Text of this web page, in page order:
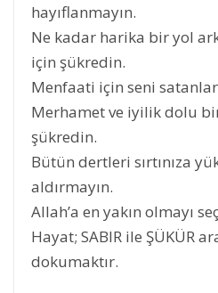
hayıflanmayın.
Ne kadar harika bir yol
için şükredin.
Menfaati için seni
Merhamet ve iyilik dolu
şükredin.
Bütün dertleri sırtınıza
aldırmayın.
Allah’a en yakın olmayı
Hayat; SABIR ile ŞÜKÜR
dokumaktır.